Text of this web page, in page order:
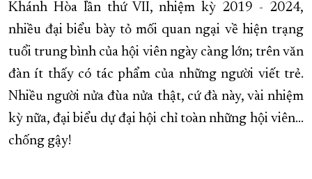
CHUNG TAY CẢI CÁCH HÀNH CHÍNH
XÂY DỰNG NÔNG THÔN MỚI LỊCH CẮT ĐIỆN
TÀU - XE - MÁY BAY
KỶ NIỆM 370 NĂM XÂY DỰNG VÀ PHÁT TRIỂN TỈNH KHÁNH HÒA
KHOẢNH KHẮC ĐẸP XỨ TRẦM
XÂY DỰNG KHÁNH HÒA TRỞ THÀNH THÀNH PHỐ TRỰC THUỘC
ĐẠI HỘI ĐẢNG CÁC CẤP
Khánh Hòa lần thứ VII, nhiệm kỳ 2019 - 2024,
nhiều đại biểu bày tỏ mối quan ngại về hiện trạng
tuổi trung bình của hội viên ngày càng lớn; trên văn
đàn ít thấy có tác phẩm của những người viết trẻ.
Nhiều người nửa đùa nửa thật, cứ đà này, vài nhiệm
kỳ nữa, đại biểu dự đại hội chỉ toàn những hội viên...
chống gậy!